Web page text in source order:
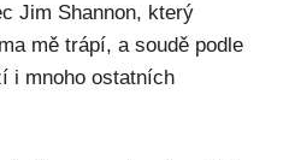
Jim Shannon, který
mě trápí, a soudě podle
i mnoho ostatních